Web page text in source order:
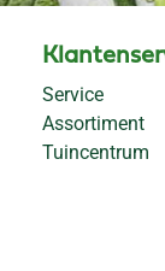
Service
Assortiment
Tuincentrum